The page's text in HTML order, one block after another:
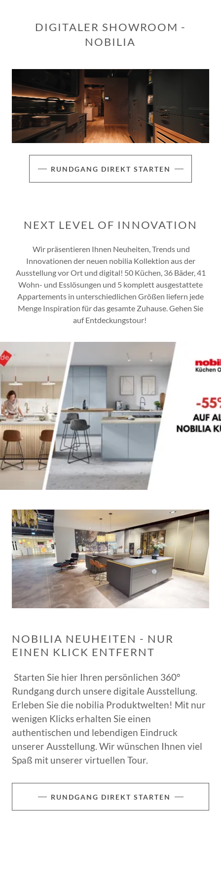
DIGITALER SHOWROOM -
NOBILIA
RUNDGANG DIREKT STARTEN
NEXT LEVEL OF INNOVATION
Wir präsentieren Ihnen Neuheiten, Trends und
Innovationen der neuen nobilia Kollektion aus der
Ausstellung vor Ort und digital! 50 Küchen, 36 Bäder, 41
Wohn- und Esslösungen und 5 komplett ausgestattete
Appartements in unterschiedlichen Größen liefern jede
Menge Inspiration für das gesamte Zuhause. Gehen Sie
auf Entdeckungstour!
NOBILIA NEUHEITEN - NUR
EINEN KLICK ENTFERNT
Starten Sie hier Ihren persönlichen 360°
Rundgang durch unsere digitale Ausstellung.
Erleben Sie die nobilia Produktwelten! Mit nur
wenigen Klicks erhalten Sie einen
authentischen und lebendigen Eindruck
unserer Ausstellung. Wir wünschen Ihnen viel
Spaß mit unserer virtuellen Tour.
RUNDGANG DIREKT STARTEN